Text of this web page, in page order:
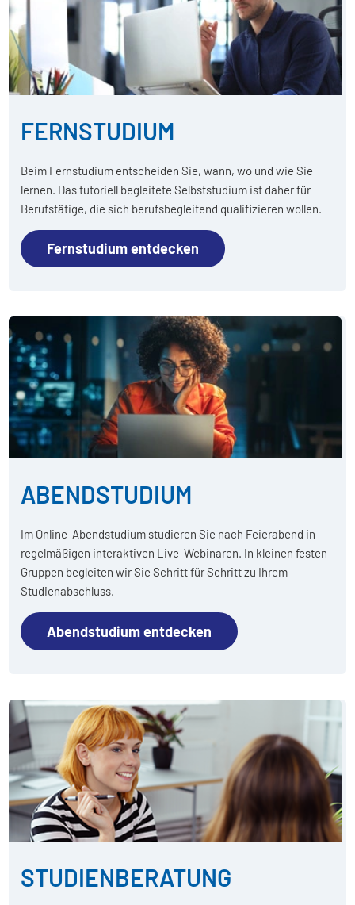
FERNSTUDIUM
Beim Fernstudium entscheiden Sie, wann, wo und wie Sie
lernen. Das tutoriell begleitete Selbststudium ist daher für
Berufstätige, die sich berufsbegleitend qualifizieren wollen.
Fernstudium entdecken
ABENDSTUDIUM
Im Online-Abendstudium studieren Sie nach Feierabend in
regelmäßigen interaktiven Live-Webinaren. In kleinen festen
Gruppen begleiten wir Sie Schritt für Schritt zu Ihrem
Studienabschluss.
Abendstudium entdecken
STUDIENBERATUNG